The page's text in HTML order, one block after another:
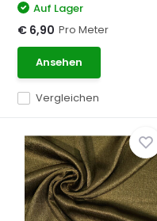
Vergleichen
Auf Lager
€ 6,90 Pro Meter
Ansehen